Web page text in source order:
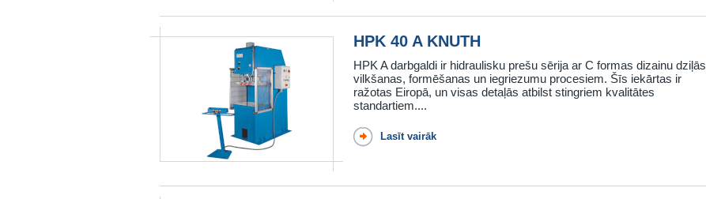
HPK 40 A KNUTH
HPK A darbgaldi ir hidraulisku prešu sērija ar C formas dizainu dziļās
vilkšanas, formēšanas un iegriezumu procesiem. Šīs iekārtas ir
ražotas Eiropā, un visas detaļās atbilst stingriem kvalitātes
standartiem....
Lasīt vairāk